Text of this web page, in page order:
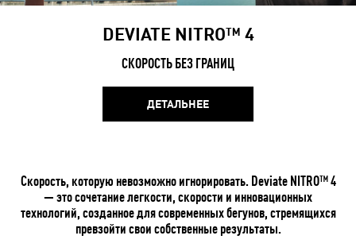
DEVIATE NITRO™ 4
СКОРОСТЬ БЕЗ ГРАНИЦ
ДЕТАЛЬНЕЕ
Скорость, которую невозможно игнорировать. Deviate NITRO™ 4
— это сочетание легкости, скорости и инновационных
технологий, созданное для современных бегунов, стремящихся
превзойти свои собственные результаты.